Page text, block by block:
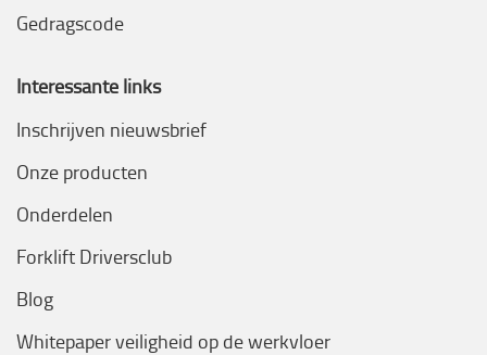
Gedragscode
Interessante links
Inschrijven nieuwsbrief
Onze producten
Onderdelen
Forklift Driversclub
Blog
Whitepaper veiligheid op de werkvloer